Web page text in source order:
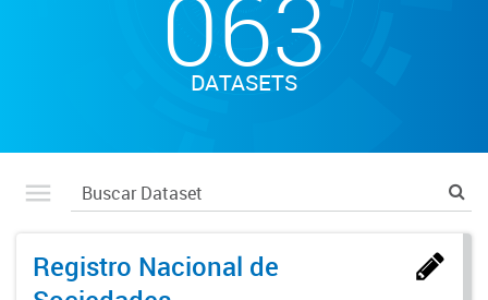
063
DATASETS
Registro Nacional de